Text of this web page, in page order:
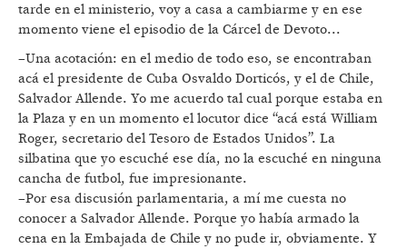
tarde en el ministerio, voy a casa a cambiarme y en ese
momento viene el episodio de la Cárcel de Devoto...
–Una acotación: en el medio de todo eso, se encontraban
acá el presidente de Cuba Osvaldo Dorticós, y el de Chile,
Salvador Allende. Yo me acuerdo tal cual porque estaba en
la Plaza y en un momento el locutor dice “acá está William
Roger, secretario del Tesoro de Estados Unidos”. La
silbatina que yo escuché ese día, no la escuché en ninguna
cancha de futbol, fue impresionante.
–Por esa discusión parlamentaria, a mí me cuesta no
conocer a Salvador Allende. Porque yo había armado la
cena en la Embajada de Chile y no pude ir, obviamente. Y